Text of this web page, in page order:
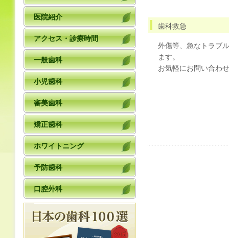
歯科救急
外傷等、急なトラブ
ます。
お気軽にお問い合わ
医院紹介
アクセス・診療時間
一般歯科
小児歯科
審美歯科
矯正歯科
ホワイトニング
予防歯科
口腔外科